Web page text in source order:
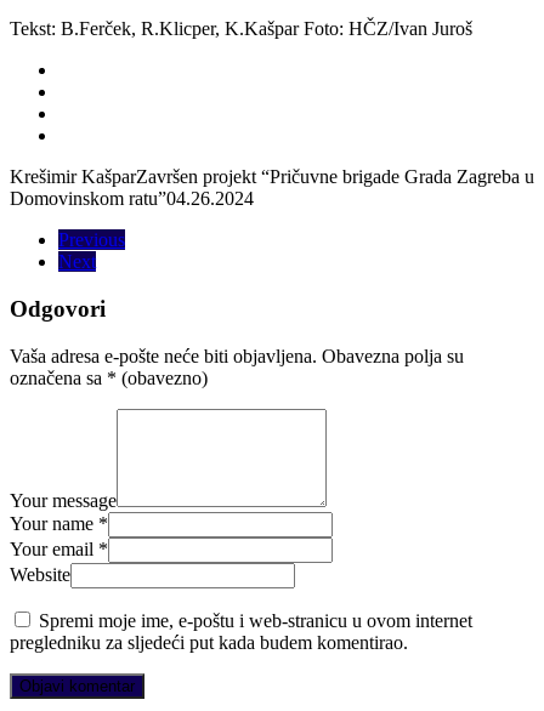
Tekst: B.Ferček, R.Klicper, K.Kašpar Foto: HČZ/Ivan Juroš
Krešimir KašparZavršen projekt “Pričuvne brigade Grada Zagreba u
Domovinskom ratu”04.26.2024
Previous
Next
Odgovori
Vaša adresa e-pošte neće biti objavljena. Obavezna polja su
označena sa * (obavezno)
Your message
Your name *
Your email *
Website
Spremi moje ime, e-poštu i web-stranicu u ovom internet
pregledniku za sljedeći put kada budem komentirao.